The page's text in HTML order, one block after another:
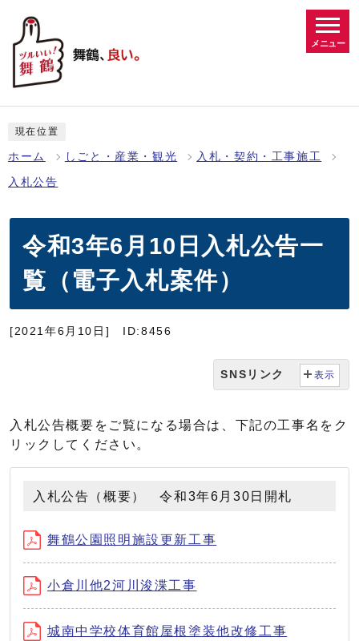
メニュー
現在位置
ホーム しごと・産業・観光 入札・契約・工事施工
入札公告
令和3年6月10日入札公告一
覧（電子入札案件）
[2021年6月10日] ID:8456
SNSリンク 表示
入札公告概要をご覧になる場合は、下記の工事名をク
リックしてください。
入札公告（概要） 令和3年6月30日開札
舞鶴公園照明施設更新工事
小倉川他2河川浚渫工事
城南中学校体育館屋根塗装他改修工事